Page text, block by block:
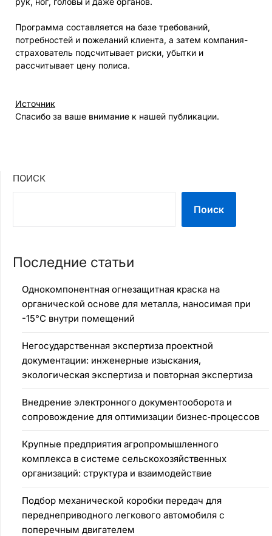
Программа составляется на базе требований,
потребностей и пожеланий клиента, а затем компания-
страхователь подсчитывает риски, убытки и
рассчитывает цену полиса.
Источник
Спасибо за ваше внимание к нашей публикации.
ПОИСК
Поиск
Последние статьи
Однокомпонентная огнезащитная краска на
органической основе для металла, наносимая при
-15°C внутри помещений
Негосударственная экспертиза проектной
документации: инженерные изыскания,
экологическая экспертиза и повторная экспертиза
Внедрение электронного документооборота и
сопровождение для оптимизации бизнес‑процессов
Крупные предприятия агропромышленного
комплекса в системе сельскохозяйственных
организаций: структура и взаимодействие
Подбор механической коробки передач для
переднеприводного легкового автомобиля с
поперечным двигателем